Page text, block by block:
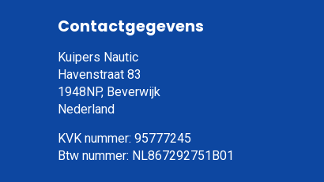
Contactgegevens
Kuipers Nautic
Havenstraat 83
1948NP, Beverwijk
Nederland
KVK nummer: 95777245
Btw nummer: NL867292751B01